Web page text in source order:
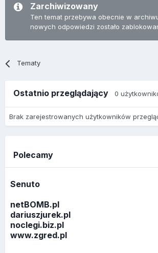
Zarchiwizowany
Ten temat przebywa obecnie w
nowych odpowiedzi zostało
Tematy
Ostatnio przeglądający 0
Brak zarejestrowanych użytkowników
Polecamy
Senuto
netBOMB.pl
dariuszjurek.pl
noclegi.biz.pl
www.zgred.pl